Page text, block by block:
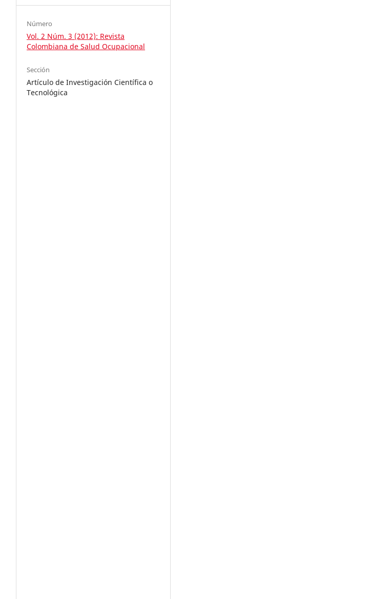
Número
Vol. 2 Núm. 3 (2012): Revista
Colombiana de Salud Ocupacional
Sección
Artículo de Investigación Científica o
Tecnológica